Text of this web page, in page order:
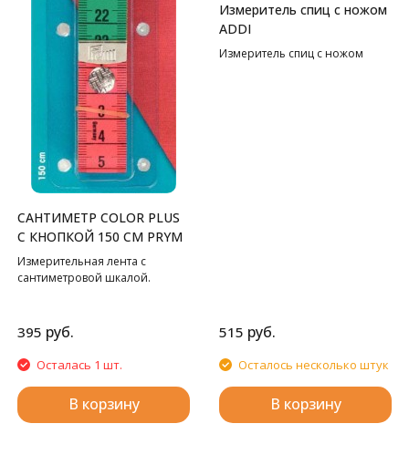
САНТИМЕТР COLOR PLUS
С КНОПКОЙ 150 СМ PRYM
Измерительная лента с
сантиметровой шкалой.
395 руб.
Осталась 1 шт.
В корзину
Измеритель спиц с ножом
ADDI
Измеритель спиц с ножом
515 руб.
Осталось несколько штук
В корзину